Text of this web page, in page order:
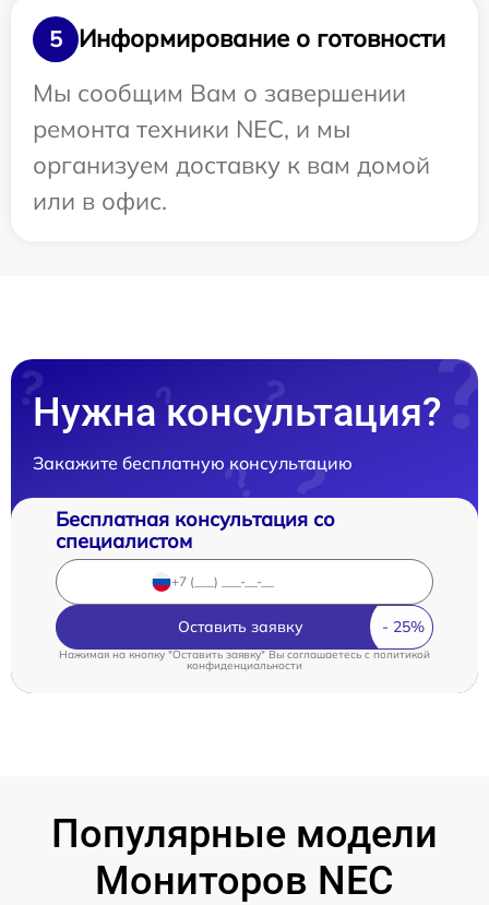
5
Информирование о готовности
Мы сообщим Вам о завершении
ремонта техники NEC, и мы
организуем доставку к вам домой
или в офис.
Нужна консультация?
Закажите бесплатную консультацию
Бесплатная консультация со
специалистом
Оставить заявку
Нажимая на кнопку "Оставить заявку" Вы соглашаетесь cполитикой
конфиденциальности
Популярные модели
Мониторов NEC